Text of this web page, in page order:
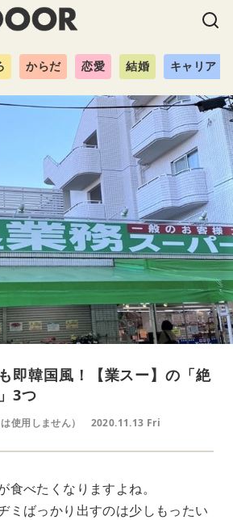
からだ 恋愛 結婚 キャリア
即韓国風！【業スー】の「絶
3つ
使用しません） 2020.11.13 Fri
食べたくなりますよね。
ミばっかり出すのは少しもったい